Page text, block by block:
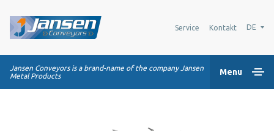
Service Kontakt DE
Jansen Conveyors is a brand-name of the company Jansen
Metal Products
Menu